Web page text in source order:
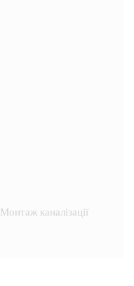
Монтаж каналізації